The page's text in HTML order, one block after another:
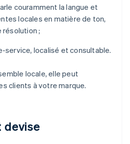
couramment la langue et
locales en matière de ton,
;
service, localisé et consultable.
locale, elle peut
clients à votre marque.
devise